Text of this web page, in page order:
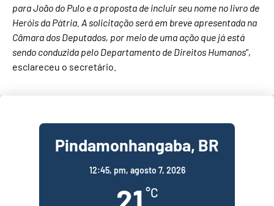
para João do Pulo e a proposta de incluir seu nome no livro de
Heróis da Pátria. A solicitação será em breve apresentada na
Câmara dos Deputados, por meio de uma ação que já está
sendo conduzida pelo Departamento de Direitos Humanos“,
esclareceu o secretário.
Pindamonhangaba, BR
12:45, pm, agosto 7, 2026
°C